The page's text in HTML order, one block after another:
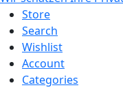
Store
Search
Wishlist
Account
Categories